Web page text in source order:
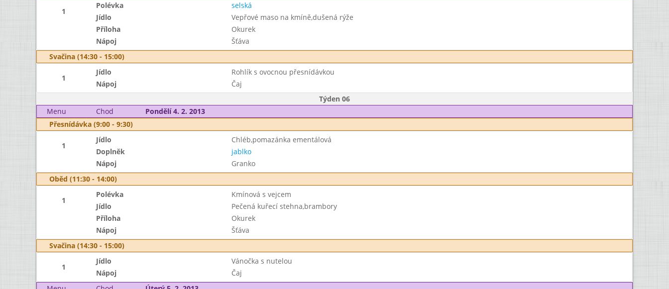
1
Polévka
selská
Jídlo
Vepřové maso na kmíně,dušená rýže
Příloha
Okurek
Nápoj
Šťáva
Svačina (14:30 - 15:00)
1
Jídlo
Rohlík s ovocnou přesnídávkou
Nápoj
Čaj
Týden 06
Menu
Chod
Pondělí 4. 2. 2013
Přesnídávka (9:00 - 9:30)
1
Jídlo
Chléb,pomazánka ementálová
Doplněk
jablko
Nápoj
Granko
Oběd (11:30 - 14:00)
1
Polévka
Kmínová s vejcem
Jídlo
Pečená kuřecí stehna,brambory
Příloha
Okurek
Nápoj
Šťáva
Svačina (14:30 - 15:00)
1
Jídlo
Vánočka s nutelou
Nápoj
Čaj